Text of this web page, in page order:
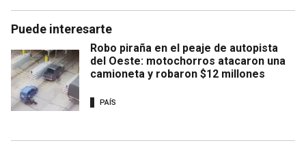
Puede interesarte
Robo piraña en el peaje de autopista
del Oeste: motochorros atacaron una
camioneta y robaron $12 millones
PAÍS